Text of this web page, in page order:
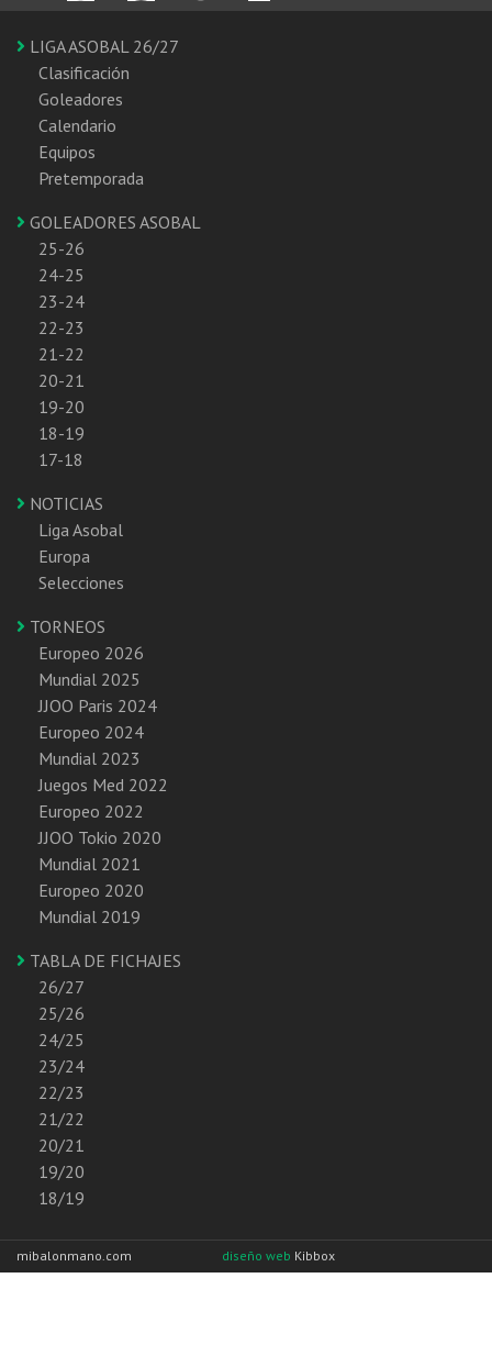
LIGA ASOBAL 26/27
Clasificación
Goleadores
Calendario
Equipos
Pretemporada
GOLEADORES ASOBAL
25-26
24-25
23-24
22-23
21-22
20-21
19-20
18-19
17-18
NOTICIAS
Liga Asobal
Europa
Selecciones
TORNEOS
Europeo 2026
Mundial 2025
JJOO Paris 2024
Europeo 2024
Mundial 2023
Juegos Med 2022
Europeo 2022
JJOO Tokio 2020
Mundial 2021
Europeo 2020
Mundial 2019
TABLA DE FICHAJES
26/27
25/26
24/25
23/24
22/23
21/22
20/21
19/20
18/19
mibalonmano.com diseño web Kibbox